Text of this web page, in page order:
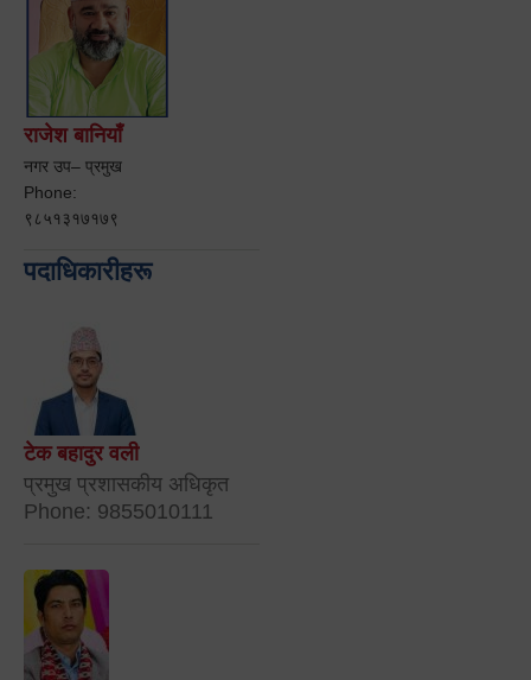
राजेश बानियाँ
नगर उप– प्रमुख
Phone:
९८५१३१७१७९
पदाधिकारीहरू
टेक बहादुर वली
प्रमुख प्रशासकीय अधिकृत
Phone: 9855010111